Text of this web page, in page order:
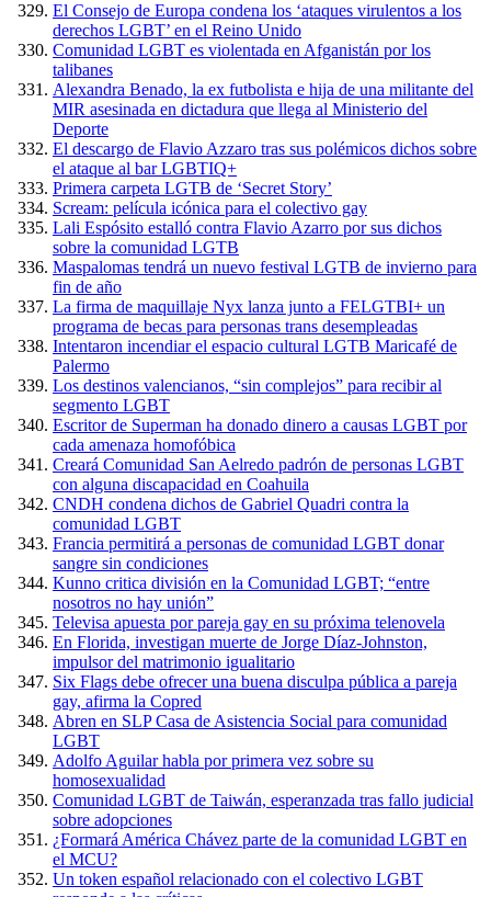
El Consejo de Europa condena los ‘ataques virulentos a los
derechos LGBT’ en el Reino Unido
Comunidad LGBT es violentada en Afganistán por los
talibanes
Alexandra Benado, la ex futbolista e hija de una militante del
MIR asesinada en dictadura que llega al Ministerio del
Deporte
El descargo de Flavio Azzaro tras sus polémicos dichos sobre
el ataque al bar LGBTIQ+
Primera carpeta LGTB de ‘Secret Story’
Scream: película icónica para el colectivo gay
Lali Espósito estalló contra Flavio Azarro por sus dichos
sobre la comunidad LGTB
Maspalomas tendrá un nuevo festival LGTB de invierno para
fin de año
La firma de maquillaje Nyx lanza junto a FELGTBI+ un
programa de becas para personas trans desempleadas
Intentaron incendiar el espacio cultural LGTB Maricafé de
Palermo
Los destinos valencianos, “sin complejos” para recibir al
segmento LGBT
Escritor de Superman ha donado dinero a causas LGBT por
cada amenaza homofóbica
Creará Comunidad San Aelredo padrón de personas LGBT
con alguna discapacidad en Coahuila
CNDH condena dichos de Gabriel Quadri contra la
comunidad LGBT
Francia permitirá a personas de comunidad LGBT donar
sangre sin condiciones
Kunno critica división en la Comunidad LGBT; “entre
nosotros no hay unión”
Televisa apuesta por pareja gay en su próxima telenovela
En Florida, investigan muerte de Jorge Díaz-Johnston,
impulsor del matrimonio igualitario
Six Flags debe ofrecer una buena disculpa pública a pareja
gay, afirma la Copred
Abren en SLP Casa de Asistencia Social para comunidad
LGBT
Adolfo Aguilar habla por primera vez sobre su
homosexualidad
Comunidad LGBT de Taiwán, esperanzada tras fallo judicial
sobre adopciones
¿Formará América Chávez parte de la comunidad LGBT en
el MCU?
Un token español relacionado con el colectivo LGBT